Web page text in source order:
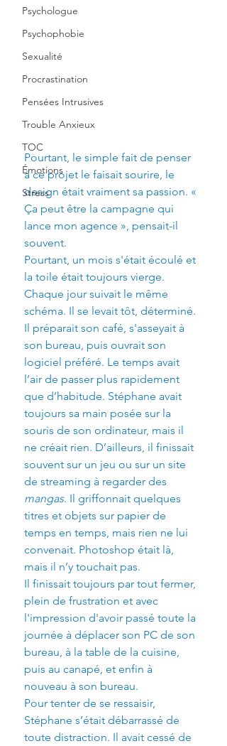
Psychologue
Psychophobie
Sexualité
Procrastination
Pensées Intrusives
Trouble Anxieux
TOC
Émotions
Stress
Pourtant, le simple fait de penser
à ce projet le faisait sourire, le
design était vraiment sa passion. «
Ça peut être la campagne qui
lance mon agence », pensait-il
souvent.
Pourtant, un mois s'était écoulé et
la toile était toujours vierge.
Chaque jour suivait le même
schéma. Il se levait tôt, déterminé.
Il préparait son café, s'asseyait à
son bureau, puis ouvrait son
logiciel préféré. Le temps avait
l’air de passer plus rapidement
que d’habitude. Stéphane avait
toujours sa main posée sur la
souris de son ordinateur, mais il
ne créait rien. D’ailleurs, il finissait
souvent sur un jeu ou sur un site
de streaming à regarder des
mangas. Il griffonnait quelques
titres et objets sur papier de
temps en temps, mais rien ne lui
convenait. Photoshop était là,
mais il n’y touchait pas.
Il finissait toujours par tout fermer,
plein de frustration et avec
l'impression d'avoir passé toute la
journée à déplacer son PC de son
bureau, à la table de la cuisine,
puis au canapé, et enfin à
nouveau à son bureau.
Pour tenter de se ressaisir,
Stéphane s’était débarrassé de
toute distraction. Il avait cessé de